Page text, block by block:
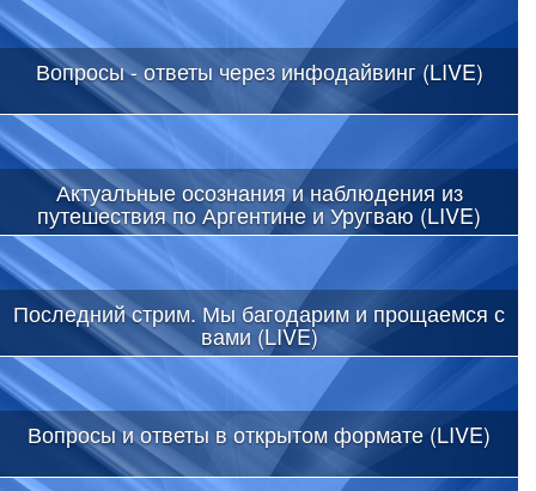
Вопросы - ответы через инфодайвинг (LIVE)
Актуальные осознания и наблюдения из
путешествия по Аргентине и Уругваю (LIVE)
Последний стрим. Мы багодарим и прощаемся с
вами (LIVE)
Вопросы и ответы в открытом формате (LIVE)